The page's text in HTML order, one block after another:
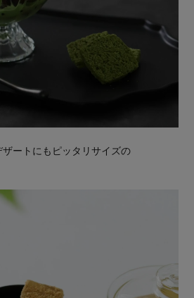
ートにもピッタリサイズの